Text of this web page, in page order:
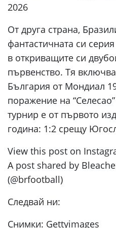
2026
От друга страна,
фантастичната си
в откриващите си
първенство. Тя
България от Мондиал
поражение на
турнир е от първото
година: 1:2 срещу
View this post on
A post shared by
(@brfootball)
Следвай ни:
Снимки: Gettyimages